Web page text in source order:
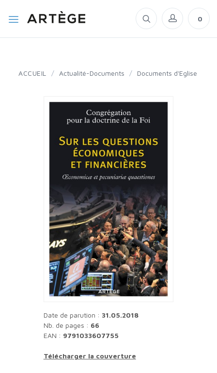
0
ACCUEIL / Actualité-Documents / Documents d'Eglise
Date de parution : 31.05.2018
Nb. de pages : 66
EAN : 9791033607755
Télécharger la couverture